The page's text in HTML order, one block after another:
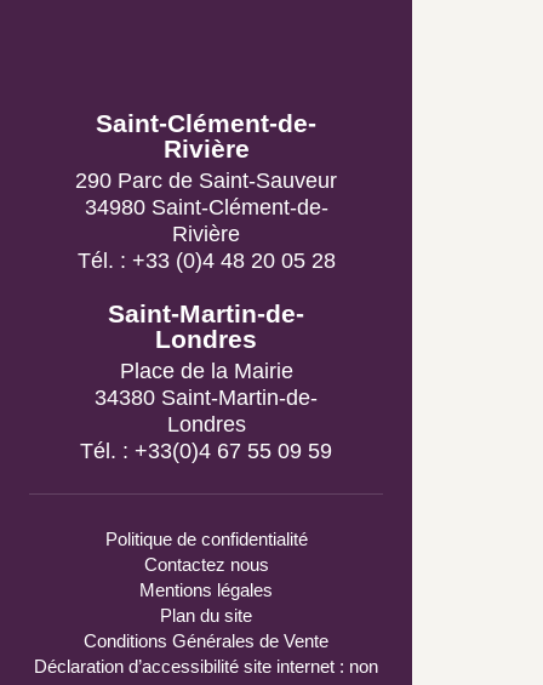
Saint-Clément-de-
Rivière
290 Parc de Saint-Sauveur
34980 Saint-Clément-de-
Rivière
Tél. : +33 (0)4 48 20 05 28
Saint-Martin-de-Londres
Place de la Mairie
34380 Saint-Martin-de-
Londres
Tél. : +33(0)4 67 55 09 59
Contactez nous
Mentions légales
Plan du site
Conditions Générales de Vente
Déclaration d’accessibilité site internet :
non conforme